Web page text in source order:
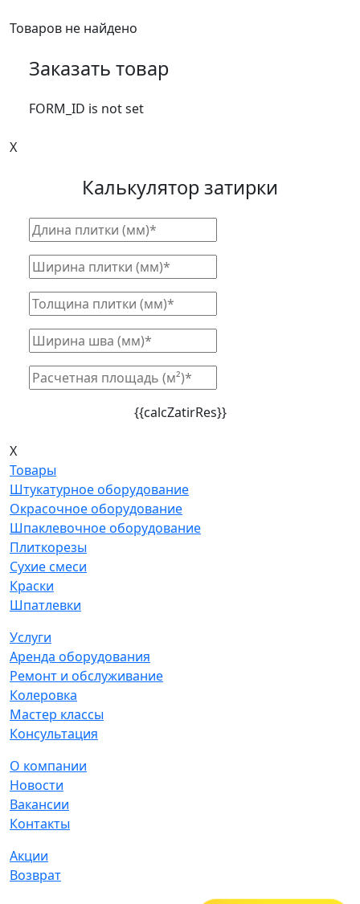
Товаров не найдено
Заказать товар
FORM_ID is not set
X
Калькулятор затирки
{{calcZatirRes}}
X
Товары
Штукатурное оборудование
Окрасочное оборудование
Шпаклевочное оборудование
Плиткорезы
Сухие смеси
Краски
Шпатлевки
Услуги
Аренда оборудования
Ремонт и обслуживание
Колеровка
Мастер классы
Консультация
О компании
Новости
Вакансии
Контакты
Акции
Возврат